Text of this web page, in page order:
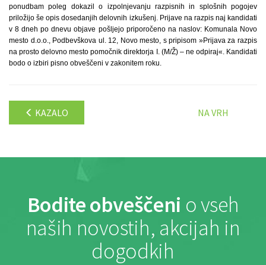
ponudbam poleg dokazil o izpolnjevanju razpisnih in splošnih pogojev
priložijo še opis dosedanjih delovnih izkušenj. Prijave na razpis naj kandidati
v 8 dneh po dnevu objave pošljejo priporočeno na naslov: Komunala Novo
mesto d.o.o., Podbevškova ul. 12, Novo mesto, s pripisom »Prijava za razpis
na prosto delovno mesto pomočnik direktorja I. (M/Ž) – ne odpiraj«. Kandidati
bodo o izbiri pisno obveščeni v zakonitem roku.
KAZALO NA VRH
Bodite obveščeni o vseh
naših novostih, akcijah in
dogodkih